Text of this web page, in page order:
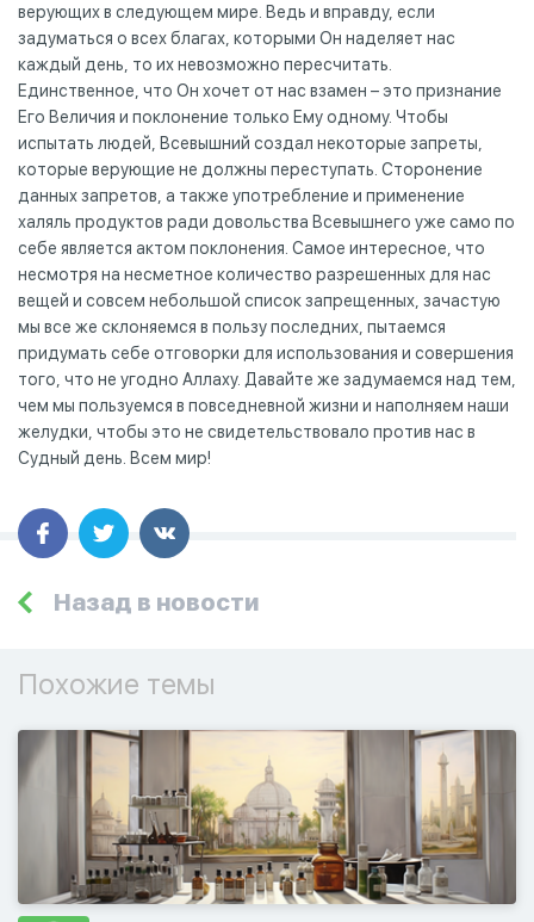
верующих в следующем мире. Ведь и вправду, если
задуматься о всех благах, которыми Он наделяет нас
каждый день, то их невозможно пересчитать.
Единственное, что Он хочет от нас взамен – это признание
Его Величия и поклонение только Ему одному. Чтобы
испытать людей, Всевышний создал некоторые запреты,
которые верующие не должны переступать. Сторонение
данных запретов, а также употребление и применение
халяль продуктов ради довольства Всевышнего уже само по
себе является актом поклонения. Самое интересное, что
несмотря на несметное количество разрешенных для нас
вещей и совсем небольшой список запрещенных, зачастую
мы все же склоняемся в пользу последних, пытаемся
придумать себе отговорки для использования и совершения
того, что не угодно Аллаху. Давайте же задумаемся над тем,
чем мы пользуемся в повседневной жизни и наполняем наши
желудки, чтобы это не свидетельствовало против нас в
Судный день. Всем мир!
Назад в новости
Похожие темы